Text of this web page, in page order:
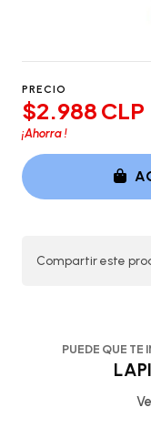
PRECIO
$2.988 CLP
¡Ahorra!
Compartir este
PUEDE QUE TE